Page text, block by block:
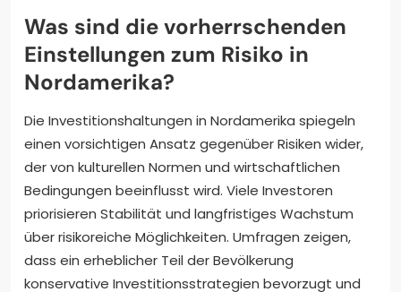
Was sind die vorherrschenden
Einstellungen zum Risiko in
Nordamerika?
Die Investitionshaltungen in Nordamerika spiegeln
einen vorsichtigen Ansatz gegenüber Risiken wider,
der von kulturellen Normen und wirtschaftlichen
Bedingungen beeinflusst wird. Viele Investoren
priorisieren Stabilität und langfristiges Wachstum
über risikoreiche Möglichkeiten. Umfragen zeigen,
dass ein erheblicher Teil der Bevölkerung
konservative Investitionsstrategien bevorzugt und